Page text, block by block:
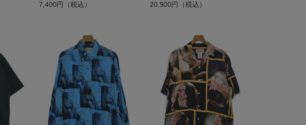
7,400円（税込） 20,900円（税込）